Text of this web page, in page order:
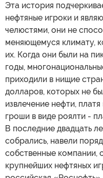
Эта история
нефтяные игроки и
челюстями, они не
меняющемуся климату,
их. Когда они были на
годы,
приходили в нищие
долларов, которых не
извлечение нефти,
гроши в виде роялти -
В последние двадцать
собрались, навели
собственные компании,
крупнейших нефтяных